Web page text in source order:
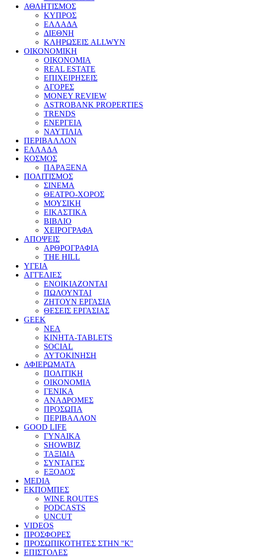
ΑΘΛΗΤΙΣΜΟΣ
ΚΥΠΡΟΣ
ΕΛΛΑΔΑ
ΔΙΕΘΝΗ
ΚΛΗΡΩΣΕΙΣ ALLWYN
ΟΙΚΟΝΟΜΙΚΗ
ΟΙΚΟΝΟΜΙΑ
REAL ESTATE
ΕΠΙΧΕΙΡΗΣΕΙΣ
ΑΓΟΡΕΣ
MONEY REVIEW
ASTROBANK PROPERTIES
TRENDS
ΕΝΕΡΓΕΙΑ
ΝΑΥΤΙΛΙΑ
ΠΕΡΙΒΑΛΛΟΝ
ΕΛΛΑΔΑ
ΚΟΣΜΟΣ
ΠΑΡΑΞΕΝΑ
ΠΟΛΙΤΙΣΜΟΣ
ΣΙΝΕΜΑ
ΘΕΑΤΡΟ-ΧΟΡΟΣ
ΜΟΥΣΙΚΗ
ΕΙΚΑΣΤΙΚΑ
ΒΙΒΛΙΟ
ΧΕΙΡΟΓΡΑΦΑ
ΑΠΟΨΕΙΣ
ΑΡΘΡΟΓΡΑΦΙΑ
THE HILL
ΥΓΕΙΑ
ΑΓΓΕΛΙΕΣ
ΕΝΟΙΚΙΑΖΟΝΤΑΙ
ΠΩΛΟΥΝΤΑΙ
ΖΗΤΟΥΝ ΕΡΓΑΣΙΑ
ΘΕΣΕΙΣ ΕΡΓΑΣΙΑΣ
GEEK
ΝΕΑ
ΚΙΝΗΤΑ-TABLETS
SOCIAL
ΑΥΤΟΚΙΝΗΣΗ
ΑΦΙΕΡΩΜΑΤΑ
ΠΟΛΙΤΙΚΗ
ΟΙΚΟΝΟΜΙΑ
ΓΕΝΙΚΑ
ΑΝΑΔΡΟΜΕΣ
ΠΡΟΣΩΠΑ
ΠΕΡΙΒΑΛΛΟΝ
GOOD LIFE
ΓΥΝΑΙΚΑ
SHOWBIZ
ΤΑΞΙΔΙΑ
ΣΥΝΤΑΓΕΣ
ΕΞΟΔΟΣ
MEDIA
ΕΚΠΟΜΠΕΣ
WINE ROUTES
PODCASTS
UNCUT
VIDEOS
ΠΡΟΣΦΟΡΕΣ
ΠΡΟΣΩΠΙΚΟΤΗΤΕΣ ΣΤΗΝ ''Κ''
ΕΠΙΣΤΟΛΕΣ